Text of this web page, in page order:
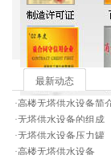
最新动态
·高楼无塔供水设备简
·无塔供水设备的组成
·无塔供水设备压力罐
·高楼无塔供水设备